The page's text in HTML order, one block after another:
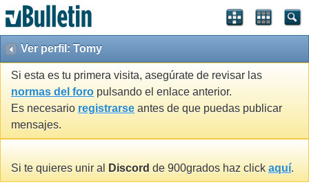
Ver perfil: Tomy
Si esta es tu primera visita, asegúrate de revisar las
normas del foro pulsando el enlace anterior.
Es necesario registrarse antes de que puedas publicar
mensajes.
Si te quieres unir al Discord de 900grados haz click aquí.